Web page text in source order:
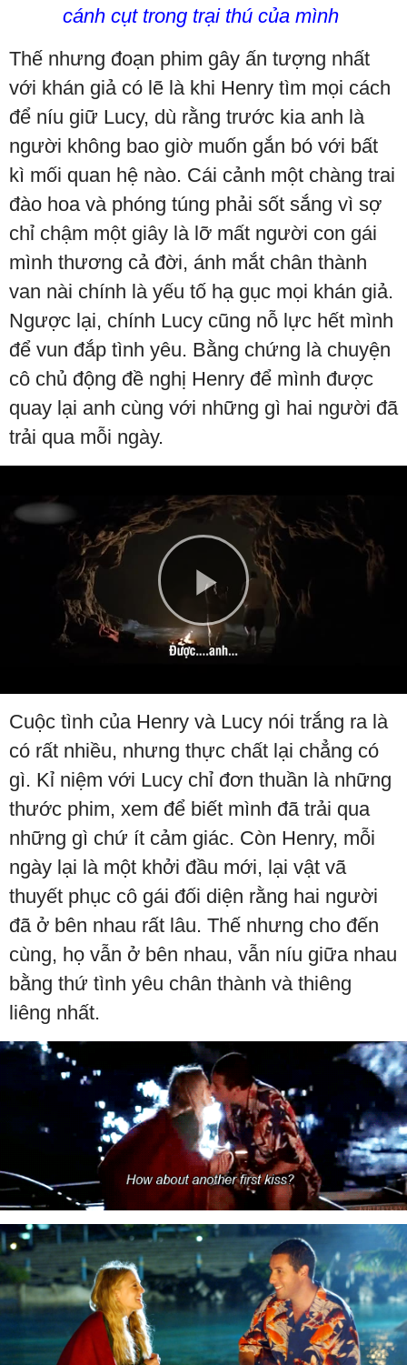
cánh cụt trong trại thú của mình
Thế nhưng đoạn phim gây ấn tượng nhất
với khán giả có lẽ là khi Henry tìm mọi cách
để níu giữ Lucy, dù rằng trước kia anh là
người không bao giờ muốn gắn bó với bất
kì mối quan hệ nào. Cái cảnh một chàng trai
đào hoa và phóng túng phải sốt sắng vì sợ
chỉ chậm một giây là lỡ mất người con gái
mình thương cả đời, ánh mắt chân thành
van nài chính là yếu tố hạ gục mọi khán giả.
Ngược lại, chính Lucy cũng nỗ lực hết mình
để vun đắp tình yêu. Bằng chứng là chuyện
cô chủ động đề nghị Henry để mình được
quay lại anh cùng với những gì hai người đã
trải qua mỗi ngày.
Play
Video
Cuộc tình của Henry và Lucy nói trắng ra là
có rất nhiều, nhưng thực chất lại chẳng có
gì. Kỉ niệm với Lucy chỉ đơn thuần là những
thước phim, xem để biết mình đã trải qua
những gì chứ ít cảm giác. Còn Henry, mỗi
ngày lại là một khởi đầu mới, lại vật vã
thuyết phục cô gái đối diện rằng hai người
đã ở bên nhau rất lâu. Thế nhưng cho đến
cùng, họ vẫn ở bên nhau, vẫn níu giữa nhau
bằng thứ tình yêu chân thành và thiêng
liêng nhất.